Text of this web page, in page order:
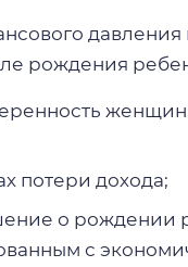
давления
рождения
потери дохода;
о рождении
с